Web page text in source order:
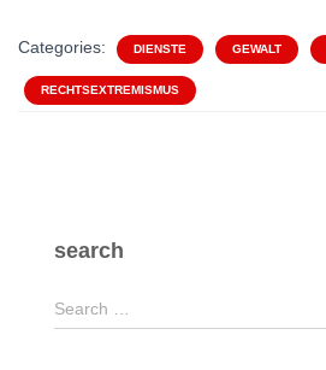
Categories: DIENSTE GEWALT
RECHTSEXTREMISMUS
search
S
e
Search …